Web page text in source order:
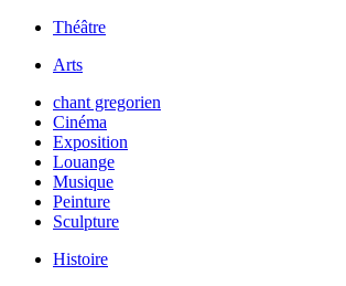
Théâtre
Arts
chant gregorien
Cinéma
Exposition
Louange
Musique
Peinture
Sculpture
Histoire